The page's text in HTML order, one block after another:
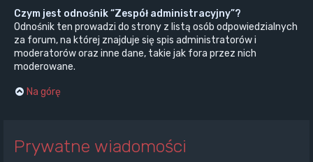
Czym jest odnośnik “Zespół administracyjny”?
Odnośnik ten prowadzi do strony z listą osób odpowiedzialnych
za forum, na której znajduje się spis administratorów i
moderatorów oraz inne dane, takie jak fora przez nich
moderowane.
Na górę
Prywatne wiadomości